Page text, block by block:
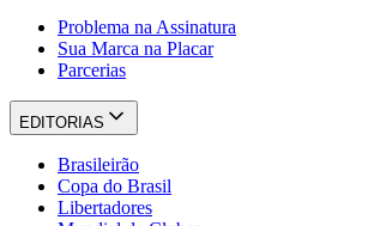
Problema na Assinatura
Sua Marca na Placar
Parcerias
EDITORIAS
Brasileirão
Copa do Brasil
Libertadores